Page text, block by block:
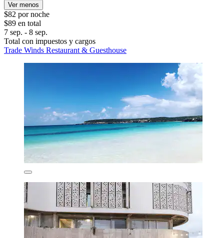
Ver menos
$82 por noche
$89 en total
7 sep. - 8 sep.
Total con impuestos y cargos
Trade Winds Restaurant & Guesthouse